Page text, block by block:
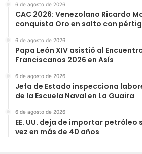
6 de agosto de 2026
CAC 2026: Venezolano Ricardo
conquista Oro en salto con
6 de agosto de 2026
Papa León XIV asistió al
Franciscanos 2026 en Asís
6 de agosto de 2026
Jefa de Estado inspecciona
de la Escuela Naval en La Guaira
6 de agosto de 2026
EE. UU. deja de importar
vez en más de 40 años